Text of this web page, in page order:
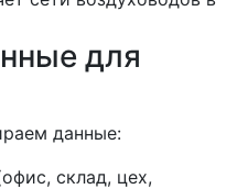
для
данные:
склад, цех,